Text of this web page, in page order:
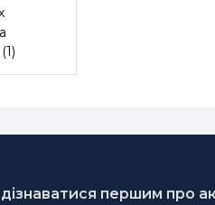
(1)
першим про